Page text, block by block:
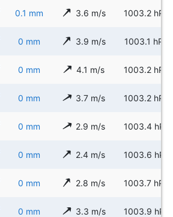
0.1 mm 3.6 m/s 1003.2 hPa
0 mm 3.9 m/s 1003.1 hPa
0 mm 4.1 m/s 1003.2 hPa
0 mm 3.7 m/s 1003.2 hPa
0 mm 2.9 m/s 1003.4 hPa
0 mm 2.4 m/s 1003.6 hPa
0 mm 2.8 m/s 1003.7 hPa
0 mm 3.3 m/s 1003.9 hPa